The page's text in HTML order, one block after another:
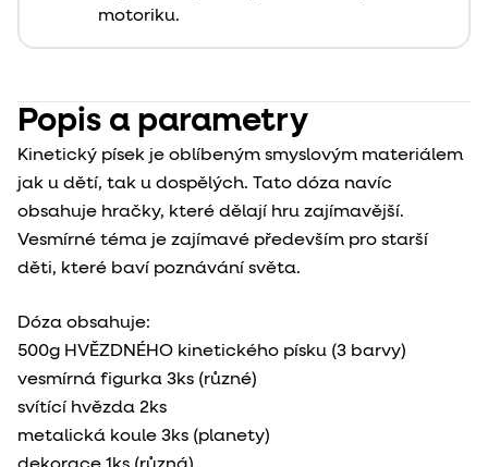
motoriku.
Popis a parametry
Kinetický písek je oblíbeným smyslovým materiálem
jak u dětí, tak u dospělých. Tato dóza navíc
obsahuje hračky, které dělají hru zajímavější.
Vesmírné téma je zajímavé především pro starší
děti, které baví poznávání světa.
Dóza obsahuje:
500g HVĚZDNÉHO kinetického písku (3 barvy)
vesmírná figurka 3ks (různé)
svítící hvězda 2ks
metalická koule 3ks (planety)